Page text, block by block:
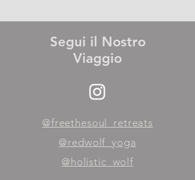
Segui il Nostro
Viaggio
@freethesoul_retreats
@redwolf_yoga
@holistic_wolf